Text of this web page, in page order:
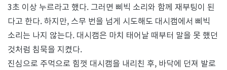
3초 이상 누르라고 했다. 그러면 삐빅 소리와 함께 재부팅이 된
다고 한다. 하지만, 스무 번을 넘게 시도해도 대시캠에서 삐빅
소리는 나지 않는다. 대시캠은 마치 태어날 때부터 말을 못 했던
것처럼 침묵을 지켰다.
진심으로 주먹으로 힘껏 대시캠을 내리친 후, 바닥에 던져 발로